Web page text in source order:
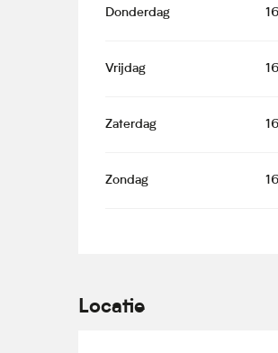
Donderdag
Vrijdag
Zaterdag
Zondag
Locatie